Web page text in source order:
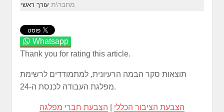
מחבר\ת עורך ראשי
Whatsapp
Thank you for rating this article.
תוצאות סקר הבמה הרעיונית, למתמודדים לרשימת
מפלגת העבודה לכנסת ה-24.
הצבעת הציבור הכללי הצבעת חברי מפלגה